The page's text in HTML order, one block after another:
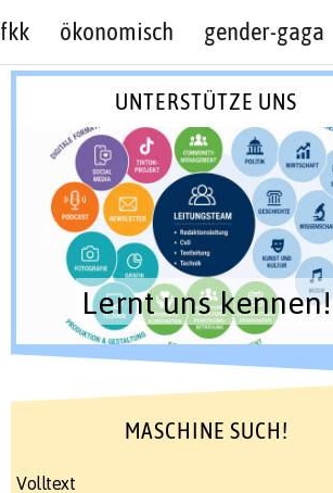
fkk ökonomisch gender-gaga
UNTERSTÜTZE UNS
Lernt uns kennen!
MASCHINE SUCH!
Volltext